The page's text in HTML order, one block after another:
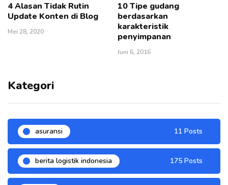
4 Alasan Tidak Rutin
Update Konten di Blog
Mei 28, 2020
10 Tipe gudang
berdasarkan
karakteristik
penyimpanan
Juni 6, 2016
Kategori
asuransi 11 Posts
berita logistik indonesia 175 Posts